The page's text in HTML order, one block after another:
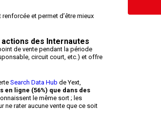
et permet d’être mieux
des Internautes
de vente pendant la période
circuit court, etc.) et offre
Search Data Hub de Yext,
ligne (56%) que dans des
le même sort ; les
ne rater aucune vente que ce soit